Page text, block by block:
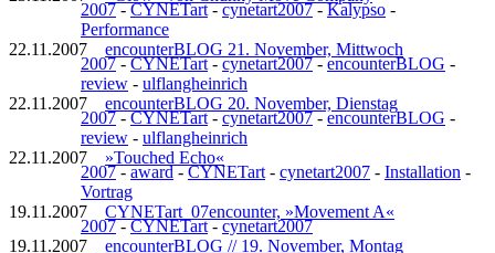
2007-CYNETart-cynetart2007-Kalypso -
Performance
22.11.2007 encounterBLOG 21. November, Mittwoch
2007-CYNETart-cynetart2007-encounterBLOG -
review - ulflangheinrich
22.11.2007 encounterBLOG 20. November, Dienstag
2007-CYNETart-cynetart2007-encounterBLOG -
review - ulflangheinrich
22.11.2007 »Touched Echo«
2007-award-CYNETart - cynetart2007 - Installation -
Vortrag
19.11.2007 CYNETart_07encounter, »Movement A«
2007-CYNETart-cynetart2007
19.11.2007 encounterBLOG // 19. November, Montag